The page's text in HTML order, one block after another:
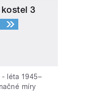
3
- léta 1945–
míry